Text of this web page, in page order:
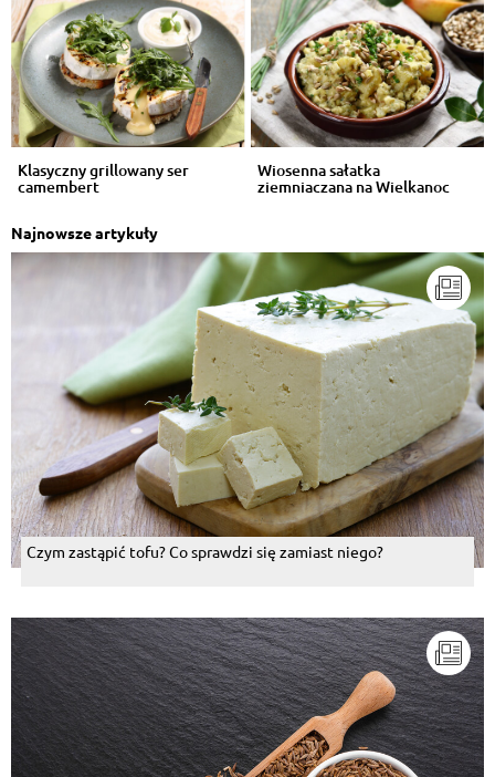
Klasyczny grillowany ser
camembert
Wiosenna sałatka
ziemniaczana na Wielkanoc
Najnowsze artykuły
Czym zastąpić tofu? Co sprawdzi się zamiast niego?